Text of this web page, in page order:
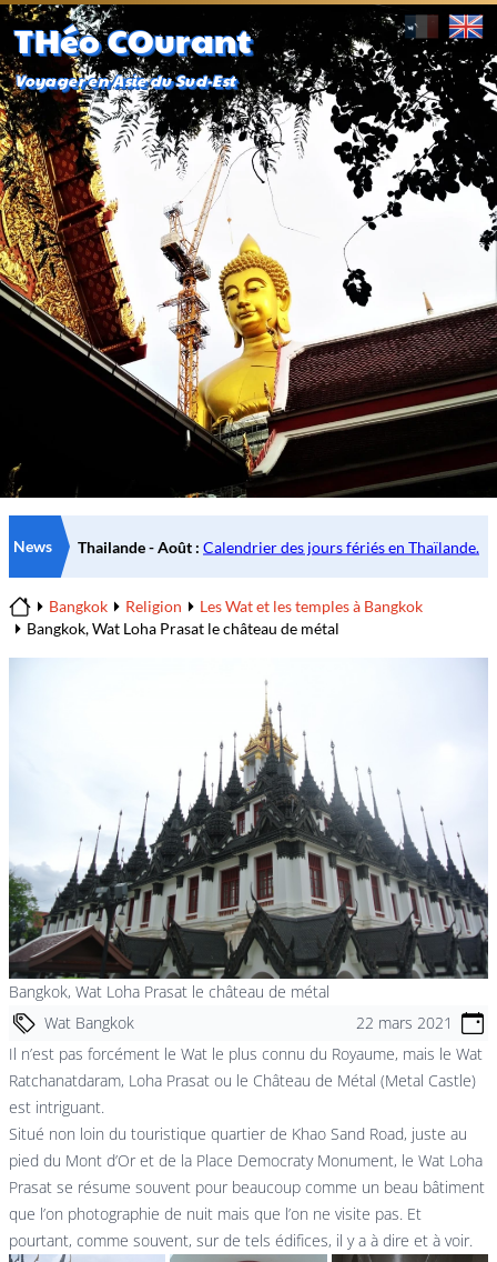
THéo COurant
Voyager en Asie du Sud-Est
News
Home
Bangkok Religion
Les Wat et les temples à Bangkok
Bangkok, Wat Loha Prasat le château de métal
Bangkok, Wat Loha Prasat le château de métal
Wat Bangkok
22 mars 2021
Il n’est pas forcément le Wat le plus connu du Royaume, mais le Wat
Ratchanatdaram, Loha Prasat ou le Château de Métal (Metal Castle)
est intriguant.
Situé non loin du touristique quartier de Khao Sand Road, juste au
pied du Mont d’Or et de la Place Democraty Monument, le Wat Loha
Prasat se résume souvent pour beaucoup comme un beau bâtiment
que l’on photographie de nuit mais que l’on ne visite pas. Et
pourtant, comme souvent, sur de tels édifices, il y a à dire et à voir.